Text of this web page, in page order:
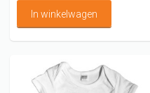
In winkelwagen